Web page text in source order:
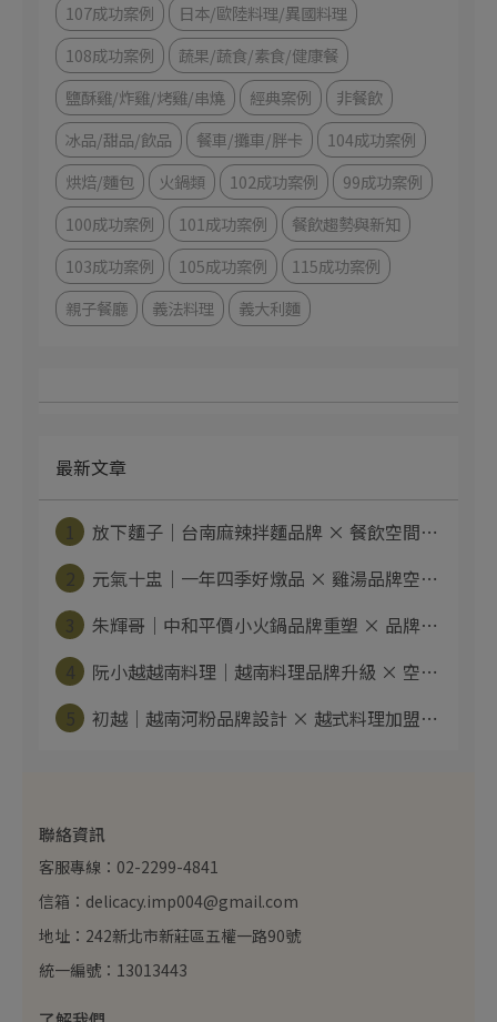
107成功案例
日本/歐陸料理/異國料理
108成功案例
蔬果/蔬食/素食/健康餐
鹽酥雞/炸雞/烤雞/串燒
經典案例
非餐飲
冰品/甜品/飲品
餐車/攤車/胖卡
104成功案例
烘焙/麵包
火鍋類 102成功案例
99成功案例
100成功案例
101成功案例
餐飲趨勢與新知
103成功案例
105成功案例
115成功案例
親子餐廳
義法料理 義大利麵
最新文章
放下麵子｜台南麻辣拌麵品牌 × 餐飲空間⋯
元氣十盅｜一年四季好燉品 × 雞湯品牌空⋯
朱輝哥｜中和平價小火鍋品牌重塑 × 品牌⋯
阮小越越南料理｜越南料理品牌升級 × 空⋯
初越｜越南河粉品牌設計 × 越式料理加盟⋯
聯絡資訊
客服專線：02-2299-4841
信箱：delicacy.imp004@gmail.com
地址：242新北市新莊區五權一路90號
統一編號：13013443